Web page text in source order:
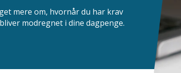
mere om, hvornår du har krav
modregnet i dine dagpenge.